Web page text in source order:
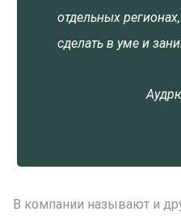
отдельных
сделать в уме и
В компании называют и